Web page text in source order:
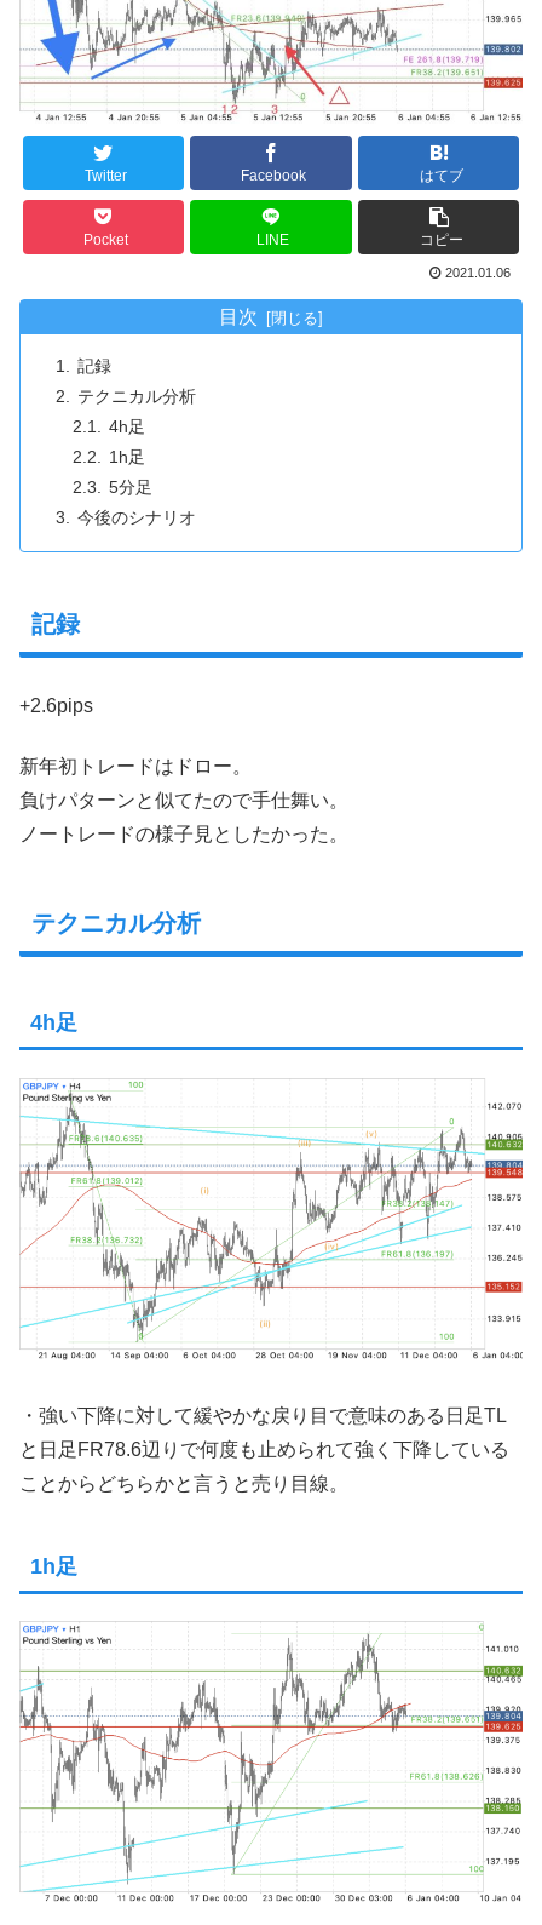
Twitter Facebook はてブ
Pocket LINE コピー
2021.01.06
目次
記録
テクニカル分析
4h足
1h足
5分足
今後のシナリオ
記録
+2.6pips
新年初トレードはドロー。
負けパターンと似てたので手仕舞い。
ノートレードの様子見としたかった。
テクニカル分析
4h足
・強い下降に対して緩やかな戻り目で意味のある日足TL
と日足FR78.6辺りで何度も止められて強く下降している
ことからどちらかと言うと売り目線。
1h足